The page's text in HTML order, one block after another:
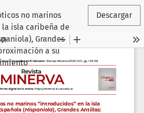
del artículo
no marinos
isla caribeña de
Grandes
a su
Descargar